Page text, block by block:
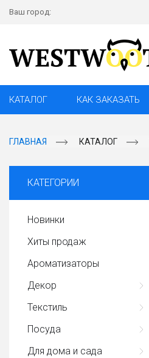
Ваш город:
КАТАЛОГ КАК ЗАКАЗАТЬ
ГЛАВНАЯ КАТАЛОГ
КАТЕГОРИИ
Новинки
Хиты продаж
Ароматизаторы
Декор
Текстиль
Посуда
Для дома и сада